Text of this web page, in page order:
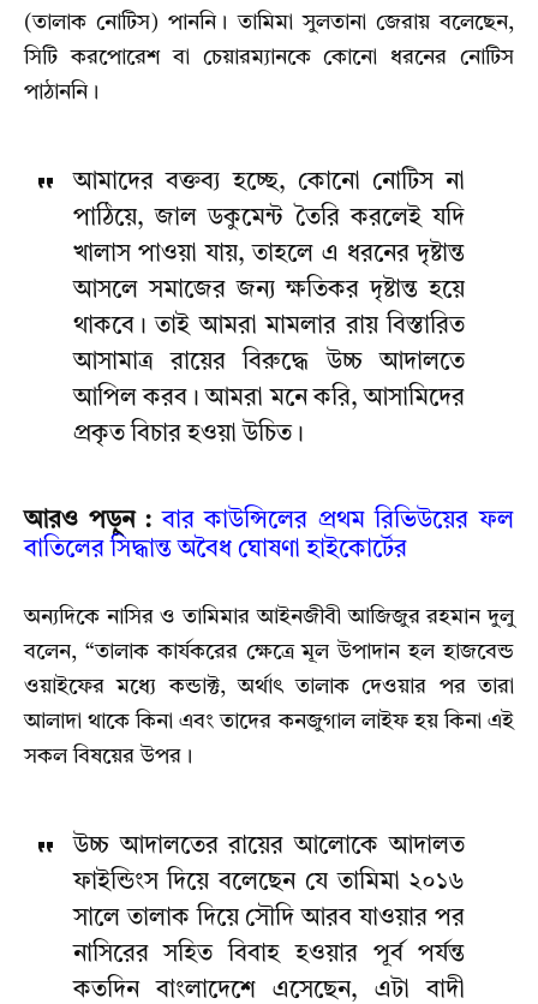
(তালাক নোটিস) পাননি। তামিমা সুলতানা জেরায় বলেছেন,
সিটি করপোরেশ বা চেয়ারম্যানকে কোনো ধরনের নোটিস
পাঠাননি।
আমাদের বক্তব্য হচ্ছে, কোনো নোটিস না
পাঠিয়ে, জাল ডকুমেন্ট তৈরি করলেই যদি
খালাস পাওয়া যায়, তাহলে এ ধরনের দৃষ্টান্ত
আসলে সমাজের জন্য ক্ষতিকর দৃষ্টান্ত হয়ে
থাকবে। তাই আমরা মামলার রায় বিস্তারিত
আসামাত্র রায়ের বিরুদ্ধে উচ্চ আদালতে
আপিল করব। আমরা মনে করি, আসামিদের
প্রকৃত বিচার হওয়া উচিত।
আরও পড়ুন : বার কাউন্সিলের প্রথম রিভিউয়ের ফল
বাতিলের সিদ্ধান্ত অবৈধ ঘোষণা হাইকোর্টের
অন্যদিকে নাসির ও তামিমার আইনজীবী আজিজুর রহমান দুলু
বলেন, “তালাক কার্যকরের ক্ষেত্রে মূল উপাদান হল হাজবেন্ড
ওয়াইফের মধ্যে কন্ডাক্ট, অর্থাৎ তালাক দেওয়ার পর তারা
আলাদা থাকে কিনা এবং তাদের কনজুগাল লাইফ হয় কিনা এই
সকল বিষয়ের উপর।
উচ্চ আদালতের রায়ের আলোকে আদালত
ফাইন্ডিংস দিয়ে বলেছেন যে তামিমা ২০১৬
সালে তালাক দিয়ে সৌদি আরব যাওয়ার পর
নাসিরের সহিত বিবাহ হওয়ার পূর্ব পর্যন্ত
কতদিন বাংলাদেশে এসেছেন, এটা বাদী